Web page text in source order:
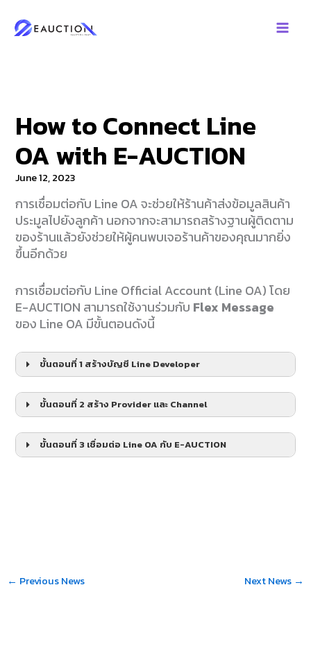
content
How to Connect Line
OA with E-AUCTION
June 12, 2023
การเชื่อมต่อกับ Line OA จะช่วยให้ร้านค้าส่งข้อมูลสินค้า
ประมูลไปยังลูกค้า นอกจากจะสามารถสร้างฐานผู้ติดตาม
ของร้านแล้วยังช่วยให้ผู้คนพบเจอร้านค้าของคุณมากยิ่ง
ขึ้นอีกด้วย
การเชื่อมต่อกับ Line Official Account (Line OA) โดย
E-AUCTION สามารถใช้งานร่วมกับ Flex Message
ของ Line OA มีขั้นตอนดังนี้
ขั้นตอนที่ 1 สร้างบัญชี Line Developer
ขั้นตอนที่ 2 สร้าง Provider และ Channel
ขั้นตอนที่ 3 เชื่อมต่อ Line OA กับ E-AUCTION
← Previous News Next News →